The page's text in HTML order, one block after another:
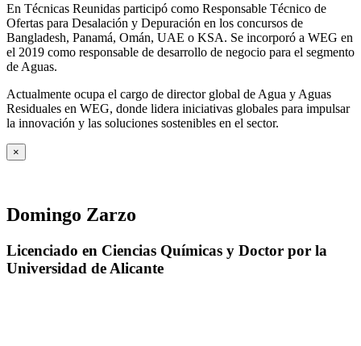
En Técnicas Reunidas participó como Responsable Técnico de
Ofertas para Desalación y Depuración en los concursos de
Bangladesh, Panamá, Omán, UAE o KSA. Se incorporó a WEG en
el 2019 como responsable de desarrollo de negocio para el segmento
de Aguas.
Actualmente ocupa el cargo de director global de Agua y Aguas
Residuales en WEG, donde lidera iniciativas globales para impulsar
la innovación y las soluciones sostenibles en el sector.
×
Domingo Zarzo
Licenciado en Ciencias Químicas y Doctor por la
Universidad de Alicante